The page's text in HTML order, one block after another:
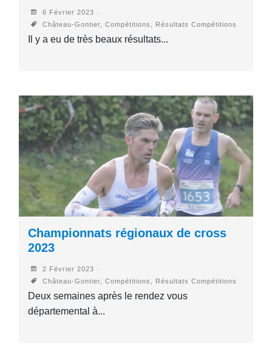
6 Février 2023
Château-Gontier, Compétitions, Résultats Compétitions
Il y a eu de très beaux résultats...
Championnats régionaux de cross
2023
2 Février 2023
Château-Gontier, Compétitions, Résultats Compétitions
Deux semaines après le rendez vous
départemental à...